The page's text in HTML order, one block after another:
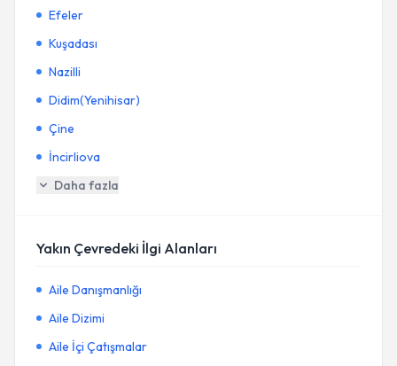
Efeler
Kuşadası
Nazilli
Didim(Yenihisar)
Çine
İncirliova
Daha fazla
Yakın Çevredeki İlgi Alanları
Aile Danışmanlığı
Aile Dizimi
Aile İçi Çatışmalar